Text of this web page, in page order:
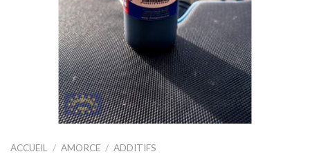
ACCUEIL / AMORCE / ADDITIFS